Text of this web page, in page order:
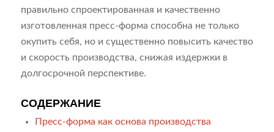
правильно спроектированная и качественно
изготовленная пресс-форма способна не только
окупить себя, но и существенно повысить качество
и скорость производства, снижая издержки в
долгосрочной перспективе.
СОДЕРЖАНИЕ
Пресс-форма как основа производства